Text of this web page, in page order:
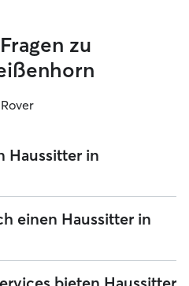
zu
Haussitter in
bei Rover frei festlegen. Die
für einen Rover-Haussitter in
2026 etwa 30 pro Nacht,
von Rover. Der Preis
einen Haussitter in
einem Haussitter in